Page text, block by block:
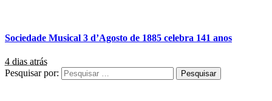
Sociedade Musical 3 d’Agosto de 1885 celebra 141 anos
4 dias atrás
Pesquisar por: